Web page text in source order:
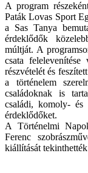
A program
Paták Lovas Sport
a Sas Tanya
érdeklődők
múltját. A
csata
részvételét és
a történelem
családoknak is
családi, komoly- és
érdeklődőket.
A Történelmi
Ferenc
kiállítását